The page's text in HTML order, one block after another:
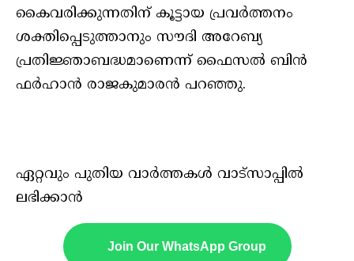
കൈവരിക്കുന്നതിന് കൂട്ടായ പ്രവര്‍ത്തനം
ശക്തിപ്പെടുത്താനും സൗദി അറേബ്യ
പ്രതിജ്ഞാബദ്ധമാണെന്ന് ഫൈസല്‍ ബിന്‍
ഫര്‍ഹാന്‍ രാജകുമാരന്‍ പറഞ്ഞു.
ഏറ്റവും പുതിയ വാർത്തകൾ വാട്സാപ്പിൽ
ലഭിക്കാൻ
Join Our WhatsApp Group